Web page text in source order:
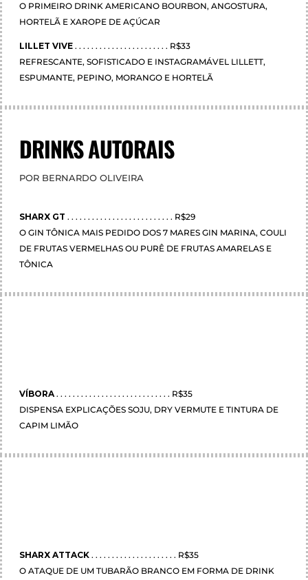
O PRIMEIRO DRINK AMERICANO BOURBON, ANGOSTURA,
HORTELÃ E XAROPE DE AÇÚCAR
LILLET VIVE . . . . . . . . . . . . . . . . . . . . . . . R$33
REFRESCANTE, SOFISTICADO E INSTAGRAMÁVEL LILLETT,
ESPUMANTE, PEPINO, MORANGO E HORTELÃ
DRINKS AUTORAIS
POR BERNARDO OLIVEIRA
SHARX GT . . . . . . . . . . . . . . . . . . . . . . . . . . R$29
O GIN TÔNICA MAIS PEDIDO DOS 7 MARES GIN MARINA, COULI
DE FRUTAS VERMELHAS OU PURÊ DE FRUTAS AMARELAS E
TÔNICA
VÍBORA. . . . . . . . . . . . . . . . . . . . . . . . . . . . R$35
DISPENSA EXPLICAÇÕES SOJU, DRY VERMUTE E TINTURA DE
CAPIM LIMÃO
SHARX ATTACK . . . . . . . . . . . . . . . . . . . . . R$35
O ATAQUE DE UM TUBARÃO BRANCO EM FORMA DE DRINK